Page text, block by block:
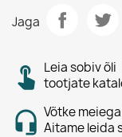
Jaga
Leia sobiv õli
tootjate
Võtke
Aitame leida